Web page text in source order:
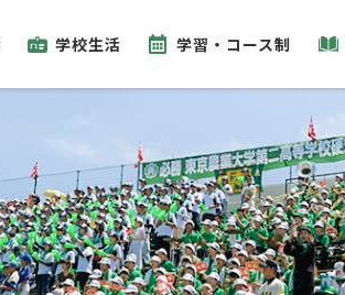
学校生活 学習・コース制